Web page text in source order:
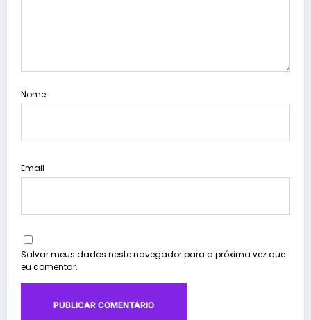
Nome
Email
Salvar meus dados neste navegador para a próxima vez que
eu comentar.